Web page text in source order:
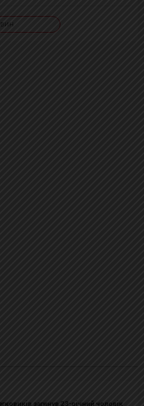
загинув 23-річний чоловік